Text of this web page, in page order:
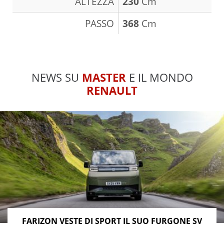
PASSO
368 Cm
NEWS SU MASTER E IL MONDO
RENAULT
FARIZON VESTE DI SPORT IL SUO FURGONE SV